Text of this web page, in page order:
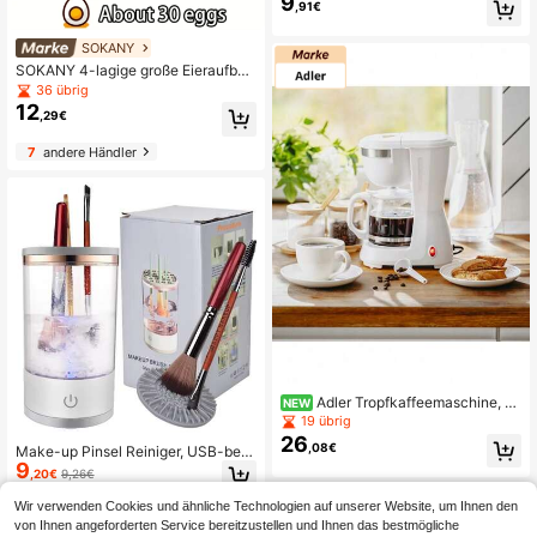
SOKANY
SOKANY 4-lagige große Eieraufbe
wahrungsbox, für Kühlschranktür, P
P-Material, platzsparend, hält Eier fr
isch, unverzichtbarer Küchenorgani
36 übrig
12,29€
7 andere Händler
Make-up Pinsel Reiniger, USB-betri
eben, transparenter Körper, kann tro
cknen/lagern, geeignet für alle Pins
elgrößen, unverzichtbar für Frauen
9 ,20€ 9,26€
4 andere Händler
es und Proteingetränke, zerkleinert
,91€
NEW Adler Tropfkaffeemaschine, Fil
terkaffeemaschine, automatische K
affeemaschine - kompaktes Desig
n, wiederverwendbarer Filter, weiß
19 übrig
26 ,08€
Wir verwenden Cookies und ähnliche Technologien auf unserer Website, um Ihnen den
von Ihnen angeforderten Service bereitzustellen und Ihnen das bestmögliche